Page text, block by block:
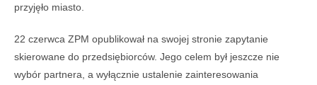
przyjęło miasto.
22 czerwca ZPM opublikował na swojej stronie zapytanie
skierowane do przedsiębiorców. Jego celem był jeszcze nie
wybór partnera, a wyłącznie ustalenie zainteresowania